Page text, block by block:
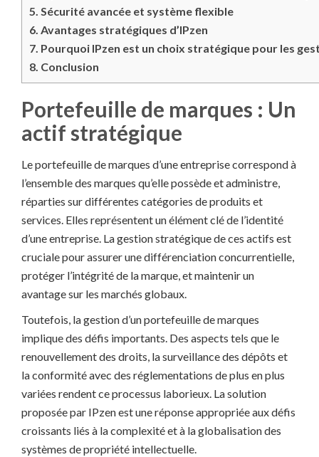
5. Sécurité avancée et système flexible
6. Avantages stratégiques d’IPzen
7. Pourquoi IPzen est un choix stratégique pour les
8. Conclusion
Portefeuille de marques : Un
actif stratégique
Le portefeuille de marques d’une entreprise correspond à
l’ensemble des marques qu’elle possède et administre,
réparties sur différentes catégories de produits et
services. Elles représentent un élément clé de l’identité
d’une entreprise. La gestion stratégique de ces actifs est
cruciale pour assurer une différenciation concurrentielle,
protéger l’intégrité de la marque, et maintenir un
avantage sur les marchés globaux.
Toutefois, la gestion d’un portefeuille de marques
implique des défis importants. Des aspects tels que le
renouvellement des droits, la surveillance des dépôts et
la conformité avec des réglementations de plus en plus
variées rendent ce processus laborieux. La solution
proposée par IPzen est une réponse appropriée aux défis
croissants liés à la complexité et à la globalisation des
systèmes de propriété intellectuelle.